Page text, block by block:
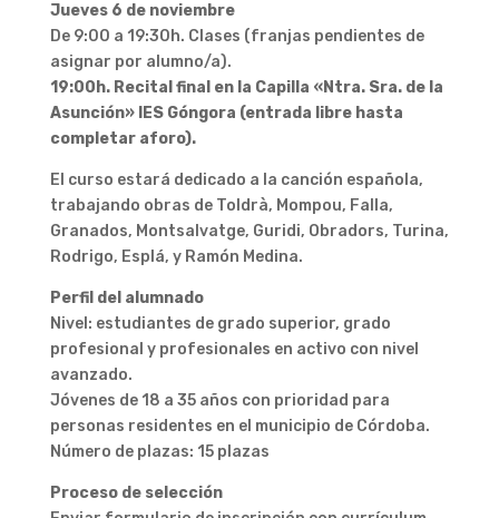
Jueves 6 de noviembre
De 9:00 a 19:30h. Clases (franjas pendientes de
asignar por alumno/a).
19:00h. Recital final en la Capilla «Ntra. Sra. de la
Asunción» IES Góngora (entrada libre hasta
completar aforo).
El curso estará dedicado a la canción española,
trabajando obras de Toldrà, Mompou, Falla,
Granados, Montsalvatge, Guridi, Obradors, Turina,
Rodrigo, Esplá, y Ramón Medina.
Perfil del alumnado
Nivel: estudiantes de grado superior, grado
profesional y profesionales en activo con nivel
avanzado.
Jóvenes de 18 a 35 años con prioridad para
personas residentes en el municipio de Córdoba.
Número de plazas: 15 plazas
Proceso de selección